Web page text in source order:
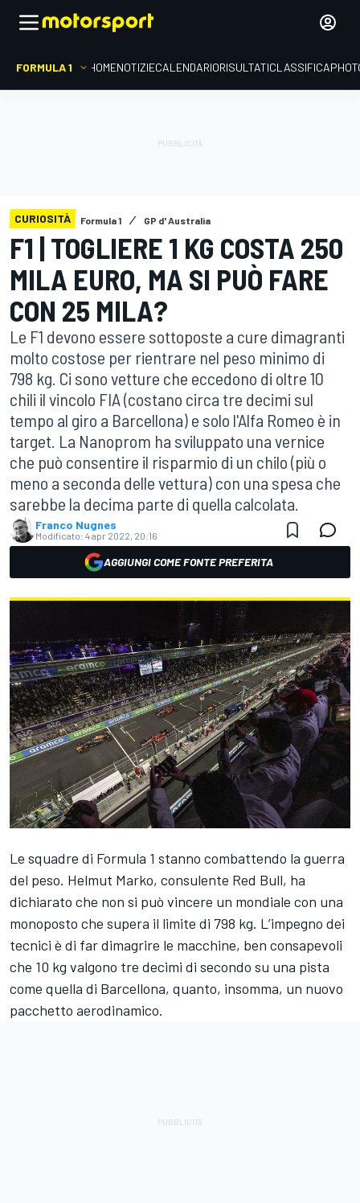
FORMULA 1 HOMENOTIZIECALENDARIORISULTATICLASSIFICA
CURIOSITÀ Formula 1 GP d' Australia
F1 | TOGLIERE 1 KG COSTA 250
MILA EURO, MA SI PUÒ FARE
CON 25 MILA?
Le F1 devono essere sottoposte a cure dimagranti
molto costose per rientrare nel peso minimo di
798 kg. Ci sono vetture che eccedono di oltre 10
chili il vincolo FIA (costano circa tre decimi sul
tempo al giro a Barcellona) e solo l'Alfa Romeo è in
target. La Nanoprom ha sviluppato una vernice
che può consentire il risparmio di un chilo (più o
meno a seconda delle vettura) con una spesa che
sarebbe la decima parte di quella calcolata.
Franco Nugnes
Modificato: 4 apr 2022, 20:16
AGGIUNGI COME FONTE PREFERITA
Le squadre di Formula 1 stanno combattendo la guerra
del peso. Helmut Marko, consulente Red Bull, ha
dichiarato che non si può vincere un mondiale con una
monoposto che supera il limite di 798 kg. L’impegno dei
tecnici è di far dimagrire le macchine, ben consapevoli
che 10 kg valgono tre decimi di secondo su una pista
come quella di Barcellona, quanto, insomma, un nuovo
pacchetto aerodinamico.